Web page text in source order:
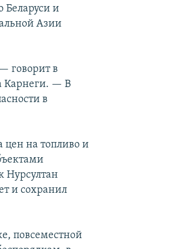
Беларуси и
Азии
говорит в
Карнеги. — В
в
цен на топливо и
Нурсултан
и сохранил
повсеместной